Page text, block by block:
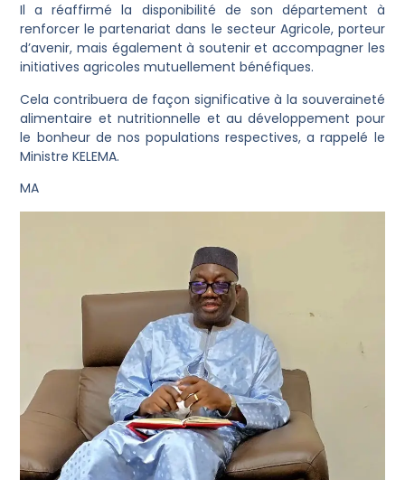
Il a réaffirmé la disponibilité de son département à
renforcer le partenariat dans le secteur Agricole, porteur
d’avenir, mais également à soutenir et accompagner les
initiatives agricoles mutuellement bénéfiques.
Cela contribuera de façon significative à la souveraineté
alimentaire et nutritionnelle et au développement pour
le bonheur de nos populations respectives, a rappelé le
Ministre KELEMA.
MA